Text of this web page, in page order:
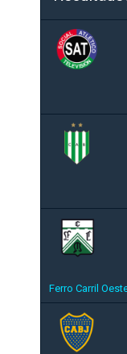
Ferro Carril